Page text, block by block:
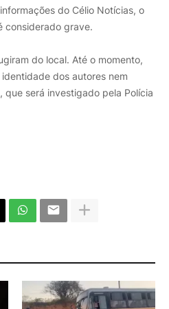
do Célio Notícias, o
considerado grave.
do local. Até o momento,
dos autores nem
que será investigado pela Polícia